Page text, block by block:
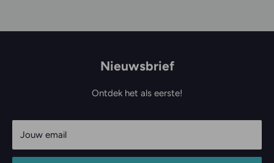
Nieuwsbrief
Ontdek het als eerste!
Jouw email